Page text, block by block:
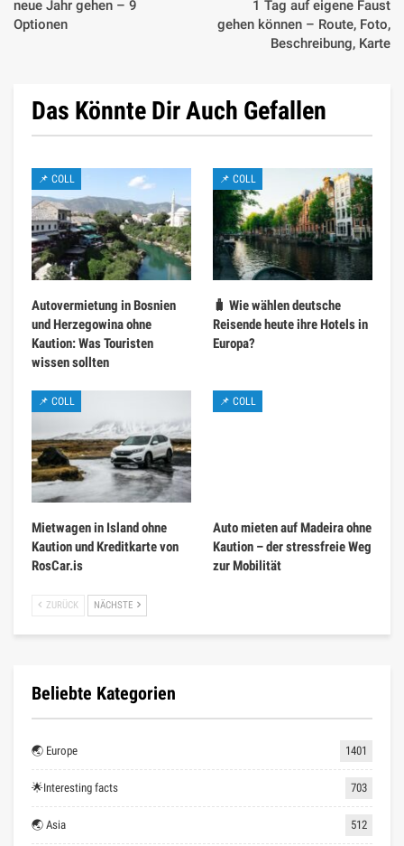
neue Jahr gehen – 9
Optionen
1 Tag auf eigene Faust
gehen können – Route, Foto,
Beschreibung, Karte
Das Könnte Dir Auch Gefallen
📌 COLL
Autovermietung in Bosnien
und Herzegowina ohne
Kaution: Was Touristen
wissen sollten
📌 COLL
🧳 Wie wählen deutsche
Reisende heute ihre Hotels in
Europa?
📌 COLL
Mietwagen in Island ohne
Kaution und Kreditkarte von
RosCar.is
📌 COLL
Auto mieten auf Madeira ohne
Kaution – der stressfreie Weg
zur Mobilität
ZURÜCK NÄCHSTE
Beliebte Kategorien
🌏 Europe 1401
🌟Interesting facts 703
🌏 Asia 512